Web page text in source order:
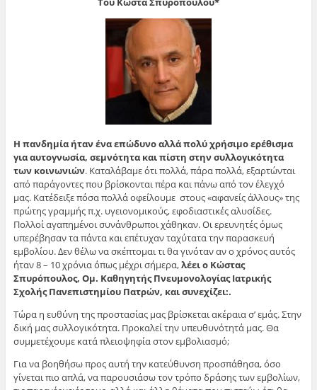
Η πανδημία ήταν ένα επώδυνο αλλά πολύ χρήσιμο ερέθισμα
για αυτογνωσία, σεμνότητα και πίστη στην συλλογικότητα
των κοινωνιών. Καταλάβαμε ότι πολλά, πάρα πολλά, εξαρτώνται
από παράγοντες που βρίσκονται πέρα και πάνω από τον έλεγχό
μας. Κατέδειξε πόσα πολλά οφείλουμε στους «αφανείς άλλους» της
πρώτης γραμμής π.χ. υγειονομικούς, εφοδιαστικές αλυσίδες.
Πολλοί αγαπημένοι συνάνθρωποι χάθηκαν. Οι ερευνητές όμως
υπερέβησαν τα πάντα και επέτυχαν ταχύτατα την παρασκευή
εμβολίου. Δεν θέλω να σκέπτομαι τι θα γινόταν αν ο χρόνος αυτός
ήταν 8 – 10 χρόνια όπως μέχρι σήμερα,λέει ο Κώστας
Σπυρόπουλος, Ομ. Καθηγητής Πνευμονολογίας Ιατρικής
Σχολής Πανεπιστημίου Πατρών, και συνεχίζει:.
Τώρα η ευθύνη της προστασίας μας βρίσκεται ακέραια σ’ εμάς. Στην
δική μας συλλογικότητα. Προκαλεί την υπευθυνότητά μας. Θα
συμμετέχουμε κατά πλειοψηφία στον εμβολιασμό;
Για να βοηθήσω προς αυτή την κατεύθυνση προσπάθησα, όσο
γίνεται πιο απλά, να παρουσιάσω τον τρόπο δράσης των εμβολίων,